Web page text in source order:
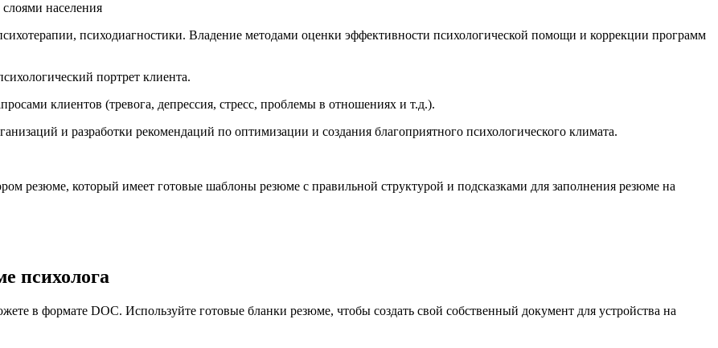
населения
психодиагностики. Владение методами оценки эффективности психологической помощи и коррекции программ
портрет клиента.
клиентов (тревога, депрессия, стресс, проблемы в отношениях и т.д.).
и разработки рекомендаций по оптимизации и создания благоприятного психологического климата.
резюме, который имеет готовые шаблоны резюме с правильной структурой и подсказками для заполнения резюме на
психолога
в формате DOC. Используйте готовые бланки резюме, чтобы создать свой собственный документ для устройства на